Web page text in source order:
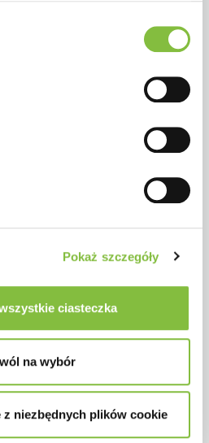
Pokaż szczegóły
ciasteczka
na wybór
z niezbędnych plików cookie